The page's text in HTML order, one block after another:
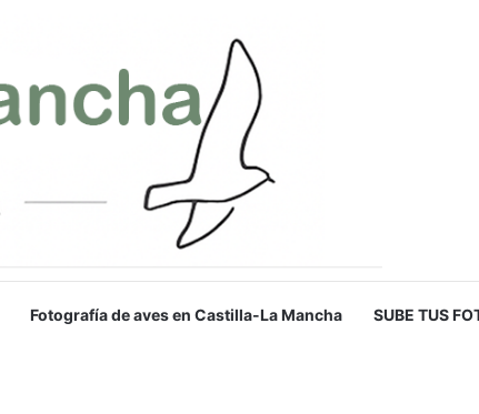
Fotografía de aves en Castilla-La Mancha SUBE TUS